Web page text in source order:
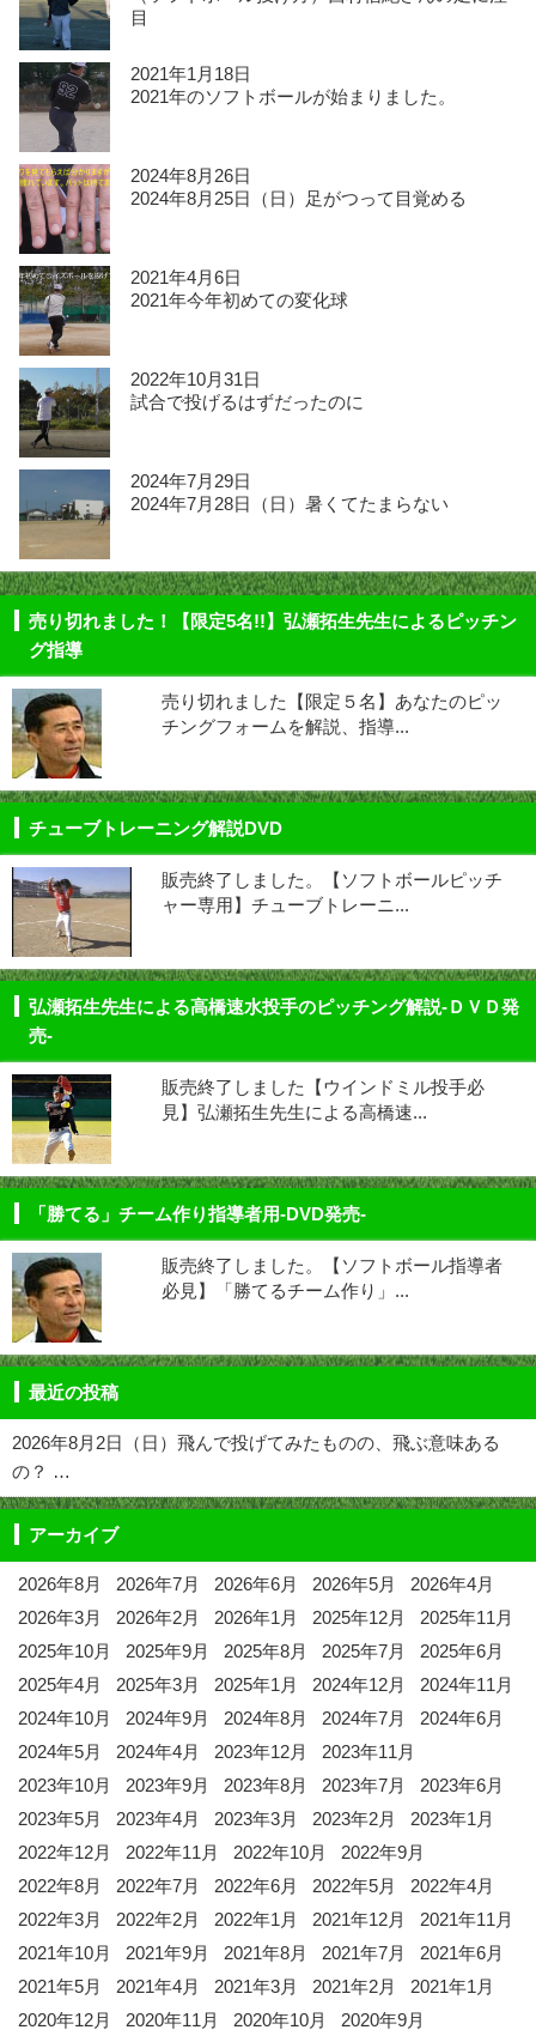
目
2021年1月18日
2021年のソフトボールが始まりました。
2024年8月26日
2024年8月25日（日）足がつって目覚める
2021年4月6日
2021年今年初めての変化球
2022年10月31日
試合で投げるはずだったのに
2024年7月29日
2024年7月28日（日）暑くてたまらない
売り切れました！【限定5名!!】弘瀬拓生先生によるピッチン
グ指導
売り切れました【限定５名】あなたのピッ
チングフォームを解説、指導...
チューブトレーニング解説DVD
販売終了しました。【ソフトボールピッチ
ャー専用】チューブトレーニ...
弘瀬拓生先生による高橋速水投手のピッチング解説-ＤＶＤ発
売-
販売終了しました【ウインドミル投手必
見】弘瀬拓生先生による高橋速...
「勝てる」チーム作り指導者用-DVD発売-
販売終了しました。【ソフトボール指導者
必見】「勝てるチーム作り」...
最近の投稿
2026年8月2日（日）飛んで投げてみたものの、飛ぶ意味ある
の？ …
アーカイブ
2026年8月 2026年7月 2026年6月 2026年5月
2026年4月
2026年3月
2026年2月 2026年1月 2025年12月
2025年11月
2025年10月
2025年9月 2025年8月 2025年7月
2025年6月
2025年4月
2025年3月 2025年1月 2024年12月
2024年11月
2024年10月
2024年9月 2024年8月 2024年7月
2024年6月
2024年5月
2024年4月 2023年12月
2023年11月
2023年10月
2023年9月 2023年8月 2023年7月
2023年6月
2023年5月
2023年4月 2023年3月 2023年2月
2023年1月
2022年12月
2022年11月 2022年10月
2022年9月
2022年8月
2022年7月 2022年6月 2022年5月
2022年4月
2022年3月
2022年2月 2022年1月 2021年12月
2021年11月
2021年10月
2021年9月 2021年8月 2021年7月
2021年6月
2021年5月
2021年4月 2021年3月 2021年2月
2021年1月
2020年12月
2020年11月 2020年10月
2020年9月